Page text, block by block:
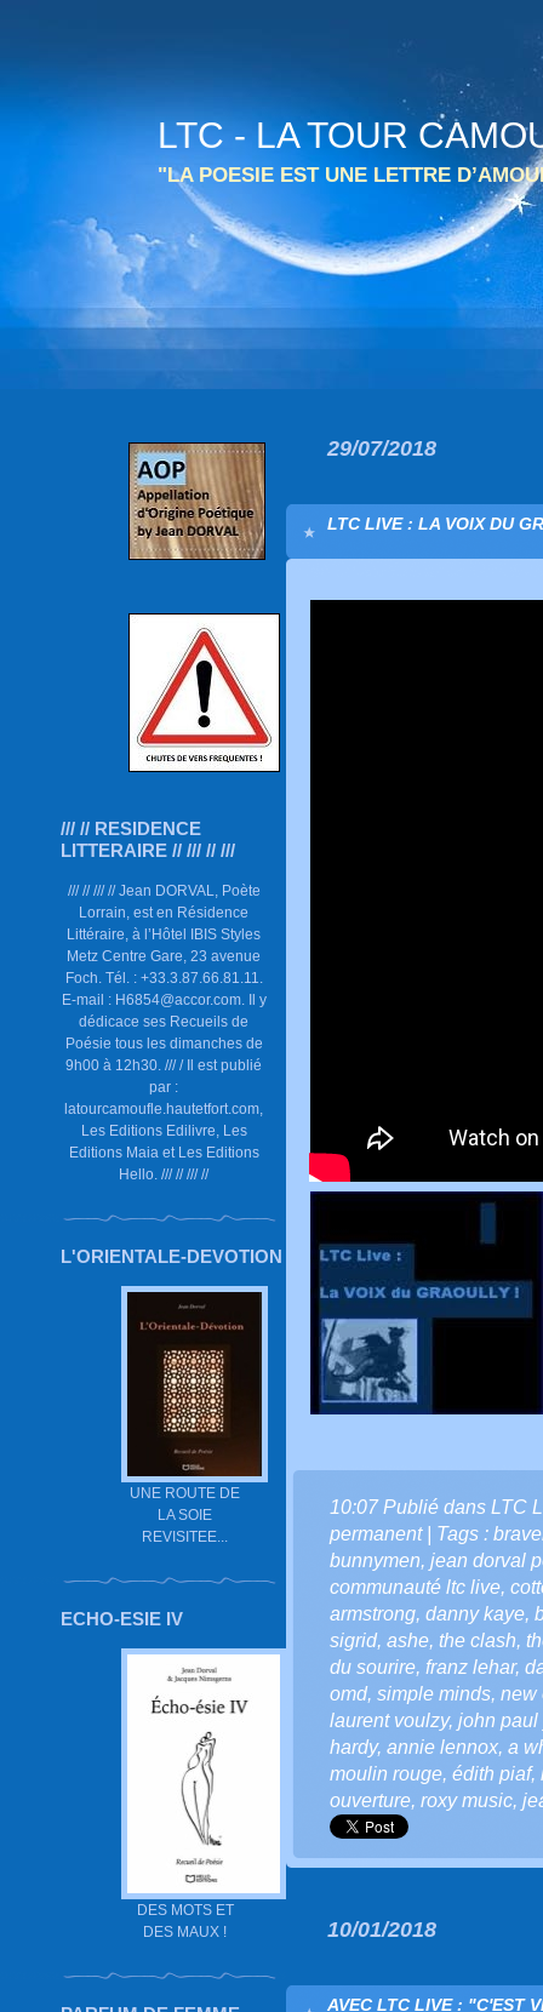
LTC - LA TOUR
"LA POESIE EST UNE LETTRE
/// // RESIDENCE
LITTERAIRE // /// // ///
/// // /// // Jean DORVAL, Poète
Lorrain, est en Résidence
Littéraire, à l’Hôtel IBIS Styles
Metz Centre Gare, 23 avenue
Foch. Tél. : +33.3.87.66.81.11.
E-mail : H6854@accor.com. Il y
dédicace ses Recueils de
Poésie tous les dimanches de
9h00 à 12h30. /// / Il est publié
par :
latourcamoufle.hautetfort.com,
Les Editions Edilivre, Les
Editions Maia et Les Editions
Hello. /// // /// //
L'ORIENTALE-DEVOTION
UNE ROUTE DE
LA SOIE
REVISITEE...
ECHO-ESIE IV
DES MOTS ET
DES MAUX !
29/07/2018
LTC LIVE : LA VOIX DU
10:07 Publié dans LTC
permanent| Tags :
bunnymen, jean dorval
communauté ltc live,
armstrong, danny kaye,
sigrid, ashe, the clash,
du sourire, franz lehar,
omd, simple minds, new
laurent voulzy, john paul
hardy, annie lennox, a
moulin rouge, édith piaf,
ouverture, roxy music,
10/01/2018
AVEC LTC LIVE : "C'EST